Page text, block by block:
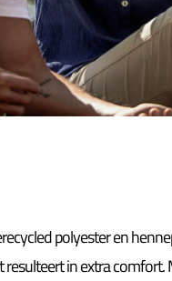
polyester en
in extra